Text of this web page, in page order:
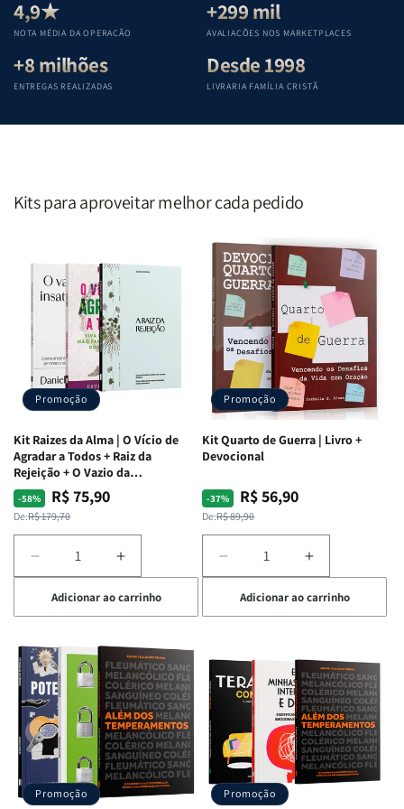
Teológica
Penkal
Penkal
Teológica
Penkal
4,9★
NOTA MÉDIA DA OPERAÇÃO
+299 mil
AVALIAÇÕES NOS MARKETPLACES
+8 milhões
ENTREGAS REALIZADAS
Desde 1998
LIVRARIA FAMÍLIA CRISTÃ
Kits para aproveitar melhor cada pedido
Promoção
Kit Raizes da Alma | O Vício de
Agradar a Todos + Raiz da
Rejeição + O Vazio da
Insatisfação.
-58%
Preço
normal
De:R$ 179,70
Preço
promocional
R$ 75,90
Diminuir
a
quantidade
de
Raizes
da
Alma
|
O
Vício
Agradar
Aumentar
a
quantidade
de
Raizes
da
Alma
|
O
Vício
de
Agradar
Adicionar ao carrinho
Promoção
Kit Quarto de Guerra | Livro +
Devocional
-37%
Preço
normal
De:R$ 89,90
Preço
promocional
R$ 56,90
Diminuir
a
quantidade
de
Quarto
de
Guerra
Livro
+
Devocional
Aumentar
a
quantidade
de
Quarto
de
Guerra
|
Livro
+
Devocional
Adicionar ao carrinho
Promoção Promoção